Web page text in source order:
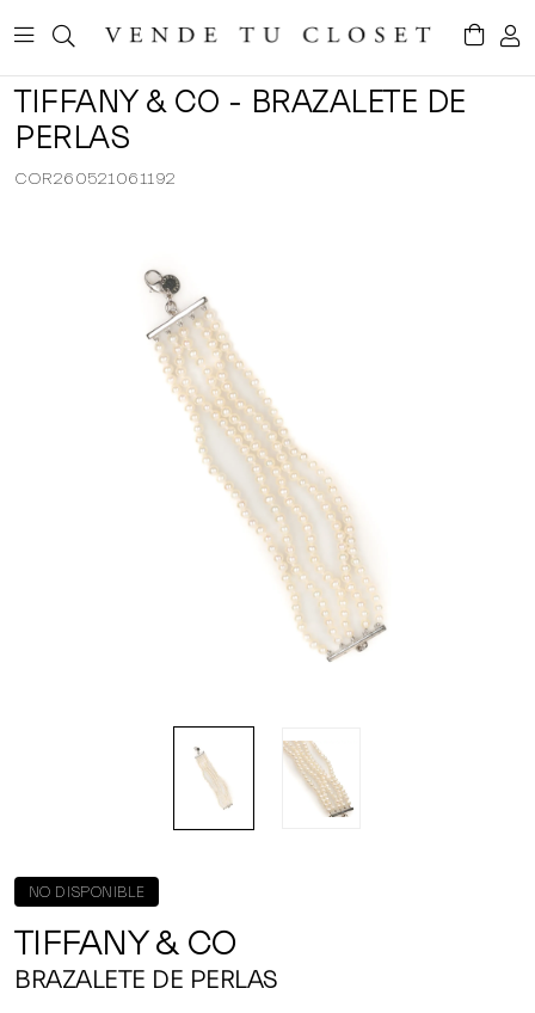
TIFFANY & CO - BRAZALETE DE
PERLAS
COR260521061192
NO DISPONIBLE
TIFFANY & CO
BRAZALETE DE PERLAS